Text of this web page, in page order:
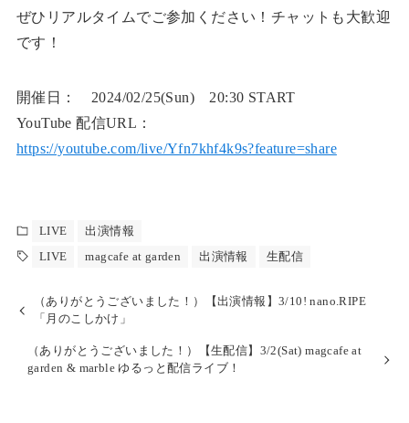
ぜひリアルタイムでご参加ください！チャットも大歓迎
です！
開催日： 2024/02/25(Sun) 20:30 START
YouTube 配信URL：
https://youtube.com/live/Yfn7khf4k9s?feature=share
LIVE
出演情報
LIVE
magcafe at garden 出演情報 生配信
（ありがとうございました！）【出演情報】3/10! nano.RIPE
「月のこしかけ」
（ありがとうございました！）【生配信】3/2(Sat) magcafe at
garden & marble ゆるっと配信ライブ！